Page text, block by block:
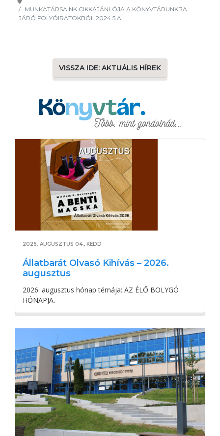
MUNKATÁRSAINK CIKKAJÁNLÓJA A KÖNYVTÁRUNKBA
JÁRÓ FOLYÓIRATOKBÓL 2024.5.A.
VISSZA IDE: AKTUÁLIS HÍREK
2026. AUGUSZTUS 04., KEDD
Állatbarát Olvasó Kihívás – 2026.
augusztus
2026. augusztus hónap témája: AZ ÉLŐ BOLYGÓ
HÓNAPJA.